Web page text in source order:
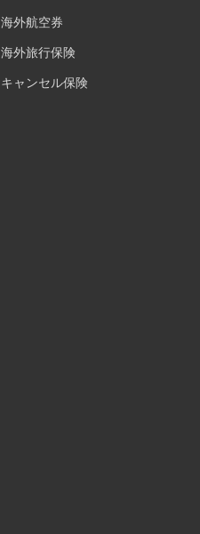
海外航空券
海外旅行保険
キャンセル保険